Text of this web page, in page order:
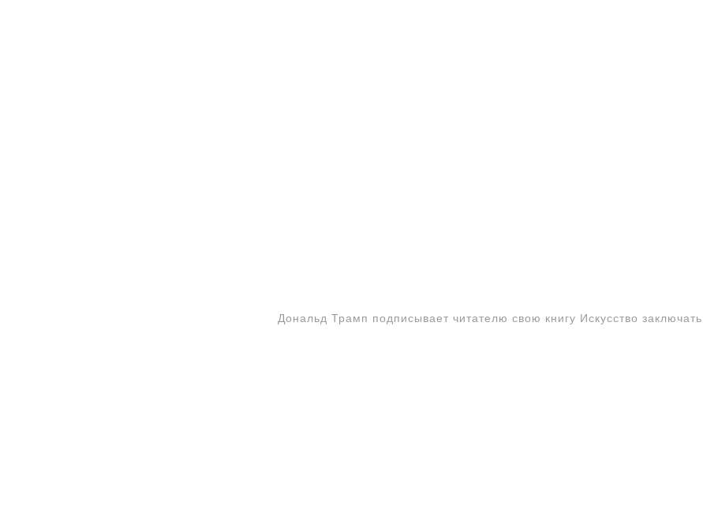
Дональд Трамп подписывает читателю свою книгу Искусство